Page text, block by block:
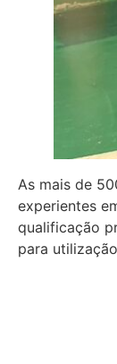
As mais de
experientes
qualificação
para